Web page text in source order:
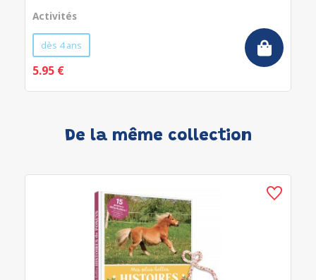
Activités
dès 4 ans
5.95 €
De la même collection